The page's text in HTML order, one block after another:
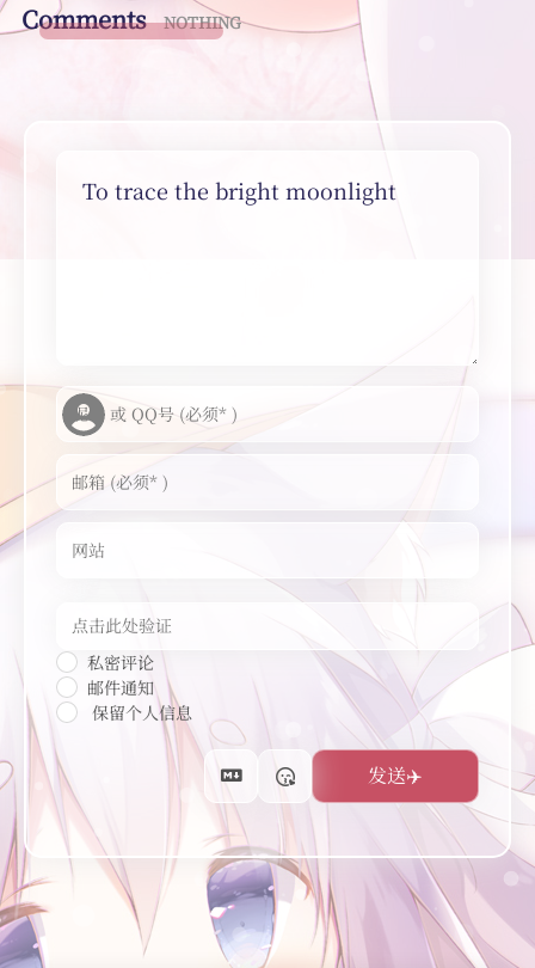
Comments NOTHING
To trace the bright moonlight
私密评论
邮件通知
保留个人信息